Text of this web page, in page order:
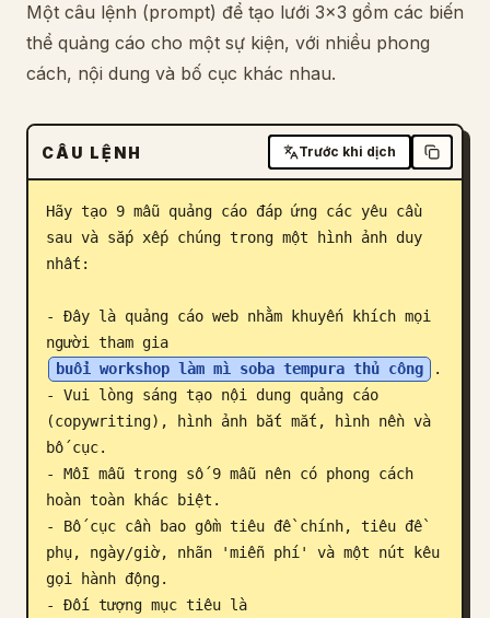
Lời nhắc
Tải xuống
Blog
Cập nhật
Một câu lệnh (prompt) để tạo lưới 3x3 gồm các biến
thể quảng cáo cho một sự kiện, với nhiều phong
cách, nội dung và bố cục khác nhau.
CÂU LỆNH Trước khi dịch
Hãy tạo 9 mẫu quảng cáo đáp ứng các yêu cầu
sau và sắp xếp chúng trong một hình ảnh duy
nhất:
- Đây là quảng cáo web nhằm khuyến khích mọi
người tham gia
buổi workshop làm mì soba tempura thủ công
.
- Vui lòng sáng tạo nội dung quảng cáo
(copywriting), hình ảnh bắt mắt, hình nền và
bố cục.
- Mỗi mẫu trong số 9 mẫu nên có phong cách
hoàn toàn khác biệt.
- Bố cục cần bao gồm tiêu đề chính, tiêu đề
phụ, ngày/giờ, nhãn 'miễn phí' và một nút kêu
gọi hành động.
- Đối tượng mục tiêu là